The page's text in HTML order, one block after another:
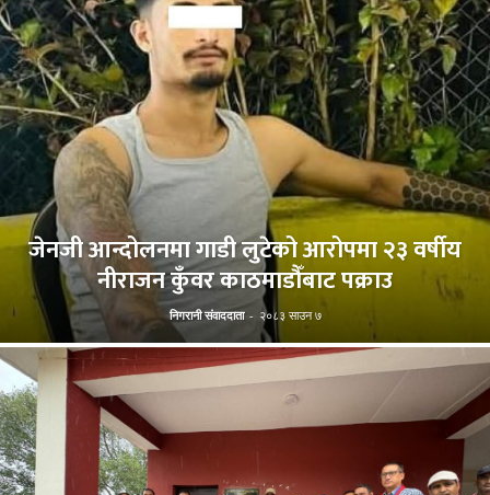
जेनजी आन्दोलनमा गाडी लुटेको आरोपमा २३ वर्षीय
नीराजन कुँवर काठमाडौँबाट पक्राउ
निगरानी संवाददाता - २०८३ साउन ७